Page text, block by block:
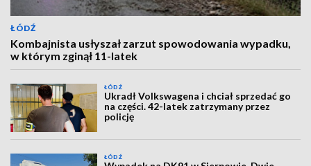
ŁÓDŹ
Kombajnista usłyszał zarzut spowodowania wypadku,
w którym zginął 11-latek
ŁÓDŹ
Ukradł Volkswagena i chciał sprzedać go
na części. 42-latek zatrzymany przez
policję
ŁÓDŹ